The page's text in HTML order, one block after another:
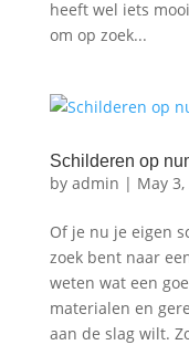
heeft wel iets
om op zoek...
Schilderen op
by admin | May 3,
Of je nu je eigen
zoek bent naar
weten wat een
materialen en
aan de slag wilt.